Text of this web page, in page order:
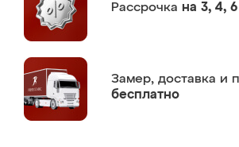
Рассрочка на 3, 4,
Замер, доставка и
бесплатно